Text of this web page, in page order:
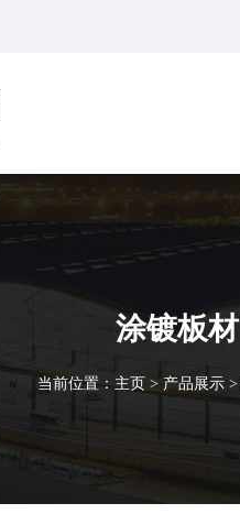
涂镀板材
当前位置： 主页 > 产品展示 >